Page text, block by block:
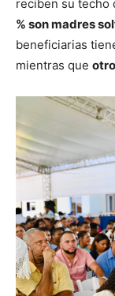
reciben su techo
% son madres
beneficiarias
mientras que